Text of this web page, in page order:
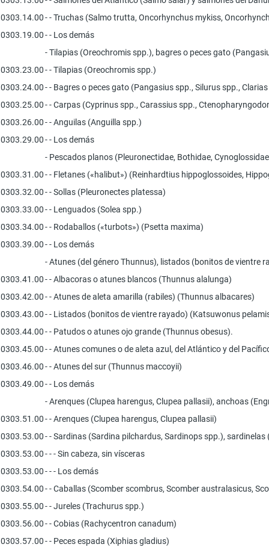
0303.14.00- - Truchas (Salmo trutta, Oncorhynchus mykiss,
0303.19.00- - Los demás
- Tilapias (Oreochromis spp.), bagres o peces gato
0303.23.00- - Tilapias (Oreochromis spp.)
0303.24.00- - Bagres o peces gato (Pangasius spp., Silurus spp.,
0303.25.00- - Carpas (Cyprinus spp., Carassius spp.,
0303.26.00- - Anguilas (Anguilla spp.)
0303.29.00- - Los demás
- Pescados planos (Pleuronectidae, Bothidae,
0303.31.00- - Fletanes («halibut») (Reinhardtius hippoglossoides,
0303.32.00- - Sollas (Pleuronectes platessa)
0303.33.00- - Lenguados (Solea spp.)
0303.34.00- - Rodaballos («turbots») (Psetta maxima)
0303.39.00- - Los demás
- Atunes (del género Thunnus), listados (bonitos de vientre
0303.41.00- - Albacoras o atunes blancos (Thunnus alalunga)
0303.42.00- - Atunes de aleta amarilla (rabiles) (Thunnus albacares)
0303.43.00- - Listados (bonitos de vientre rayado) (Katsuwonus
0303.44.00- - Patudos o atunes ojo grande (Thunnus obesus).
0303.45.00- - Atunes comunes o de aleta azul, del Atlántico y del
0303.46.00- - Atunes del sur (Thunnus maccoyii)
0303.49.00- - Los demás
- Arenques (Clupea harengus, Clupea pallasii), anchoas
0303.51.00- - Arenques (Clupea harengus, Clupea pallasii)
0303.53.00- - Sardinas (Sardina pilchardus, Sardinops spp.),
0303.53.00- - - Sin cabeza, sin vísceras
0303.53.00- - - Los demás
0303.54.00- - Caballas (Scomber scombrus, Scomber australasicus,
0303.55.00- - Jureles (Trachurus spp.)
0303.56.00- - Cobias (Rachycentron canadum)
0303.57.00- - Peces espada (Xiphias gladius)